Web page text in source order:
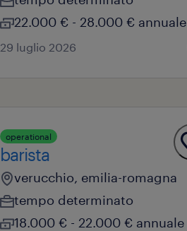
22.000 € - 28.000 € annuale
29 luglio 2026
operational
barista
verucchio, emilia-romagna
tempo determinato
18.000 € - 22.000 € annuale